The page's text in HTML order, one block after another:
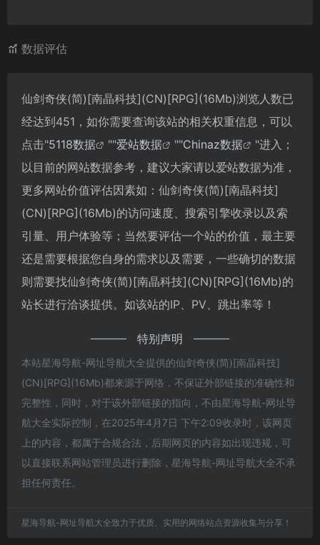
数据评估
仙剑奇侠(简)[南晶科技](CN)[RPG](16Mb)浏览人数已
经达到451，如你需要查询该站的相关权重信息，可以
点击"5118数据 ""爱站数据 ""Chinaz数据
"进入；
以目前的网站数据参考，建议大家请以爱站数据为准，
更多网站价值评估因素如：仙剑奇侠(简)[南晶科技]
(CN)[RPG](16Mb)的访问速度、搜索引擎收录以及索
引量、用户体验等；当然要评估一个站的价值，最主要
还是需要根据您自身的需求以及需要，一些确切的数据
则需要找仙剑奇侠(简)[南晶科技](CN)[RPG](16Mb)的
站长进行洽谈提供。如该站的IP、PV、跳出率等！
特别声明
本站星海导航-网址导航大全提供的仙剑奇侠(简)[南晶科技]
(CN)[RPG](16Mb)都来源于网络，不保证外部链接的准确性和
完整性，同时，对于该外部链接的指向，不由星海导航-网址导
航大全实际控制，在2025年4月7日 下午2:09收录时，该网页
上的内容，都属于合规合法，后期网页的内容如出现违规，可
以直接联系网站管理员进行删除，星海导航-网址导航大全不承
担任何责任。
星海导航-网址导航大全致力于优质、实用的网络站点资源收集与分享！